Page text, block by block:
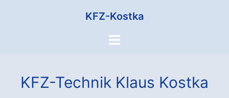
KFZ-Kostka
Menü
KFZ-Technik Klaus Kostka